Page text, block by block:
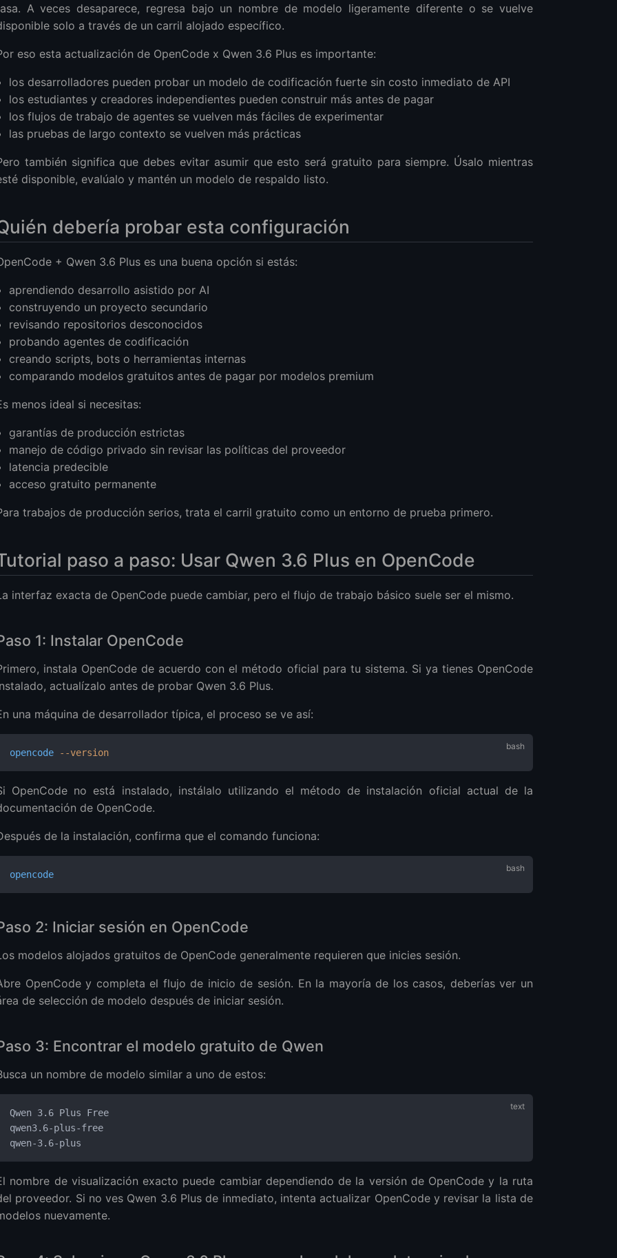
A veces desaparece, regresa bajo un nombre de modelo ligeramente diferente o se vuelve
solo a través de un carril alojado específico.
eso esta actualización de OpenCode x Qwen 3.6 Plus es importante:
los desarrolladores pueden probar un modelo de codificación fuerte sin costo inmediato de API
los estudiantes y creadores independientes pueden construir más antes de pagar
los flujos de trabajo de agentes se vuelven más fáciles de experimentar
las pruebas de largo contexto se vuelven más prácticas
también significa que debes evitar asumir que esto será gratuito para siempre. Úsalo mientras
disponible, evalúalo y mantén un modelo de respaldo listo.
debería probar esta configuración
+ Qwen 3.6 Plus es una buena opción si estás:
aprendiendo desarrollo asistido por AI
construyendo un proyecto secundario
revisando repositorios desconocidos
probando agentes de codificación
creando scripts, bots o herramientas internas
comparando modelos gratuitos antes de pagar por modelos premium
menos ideal si necesitas:
garantías de producción estrictas
manejo de código privado sin revisar las políticas del proveedor
latencia predecible
acceso gratuito permanente
trabajos de producción serios, trata el carril gratuito como un entorno de prueba primero.
paso a paso: Usar Qwen 3.6 Plus en OpenCode
interfaz exacta de OpenCode puede cambiar, pero el flujo de trabajo básico suele ser el mismo.
1: Instalar OpenCode
instala OpenCode de acuerdo con el método oficial para tu sistema. Si ya tienes OpenCode
actualízalo antes de probar Qwen 3.6 Plus.
una máquina de desarrollador típica, el proceso se ve así:
opencode --version
OpenCode no está instalado, instálalo utilizando el método de instalación oficial actual de la
de OpenCode.
de la instalación, confirma que el comando funciona:
opencode
2: Iniciar sesión en OpenCode
modelos alojados gratuitos de OpenCode generalmente requieren que inicies sesión.
OpenCode y completa el flujo de inicio de sesión. En la mayoría de los casos, deberías ver un
de selección de modelo después de iniciar sesión.
3: Encontrar el modelo gratuito de Qwen
un nombre de modelo similar a uno de estos:
Qwen 3.6 Plus Free
qwen3.6-plus-free
qwen-3.6-plus
nombre de visualización exacto puede cambiar dependiendo de la versión de OpenCode y la ruta
proveedor. Si no ves Qwen 3.6 Plus de inmediato, intenta actualizar OpenCode y revisar la lista de
nuevamente.